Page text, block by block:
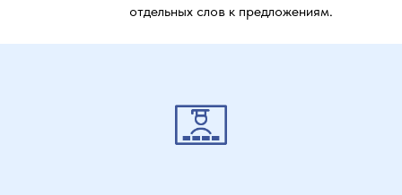
отдельных слов к предложениям.